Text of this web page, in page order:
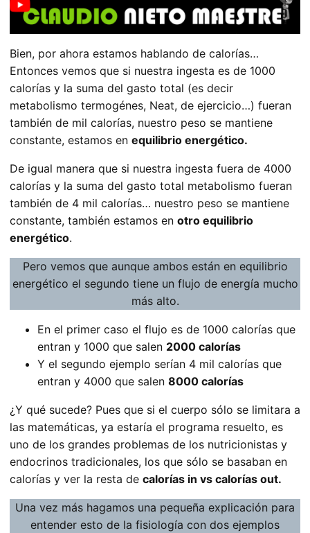
Bien, por ahora estamos hablando de calorías…
Entonces vemos que si nuestra ingesta es de 1000
calorías y la suma del gasto total (es decir
metabolismo termogénes, Neat, de ejercicio…) fueran
también de mil calorías, nuestro peso se mantiene
constante, estamos en equilibrio energético.
De igual manera que si nuestra ingesta fuera de 4000
calorías y la suma del gasto total metabolismo fueran
también de 4 mil calorías… nuestro peso se mantiene
constante, también estamos en otro equilibrio
energético.
Pero vemos que aunque ambos están en equilibrio
energético el segundo tiene un flujo de energía mucho
más alto.
En el primer caso el flujo es de 1000 calorías que
entran y 1000 que salen 2000 calorías
Y el segundo ejemplo serían 4 mil calorías que
entran y 4000 que salen 8000 calorías
¿Y qué sucede? Pues que si el cuerpo sólo se limitara a
las matemáticas, ya estaría el programa resuelto, es
uno de los grandes problemas de los nutricionistas y
endocrinos tradicionales, los que sólo se basaban en
calorías y ver la resta de calorías in vs calorías out.
Una vez más hagamos una pequeña explicación para
entender esto de la fisiología con dos ejemplos